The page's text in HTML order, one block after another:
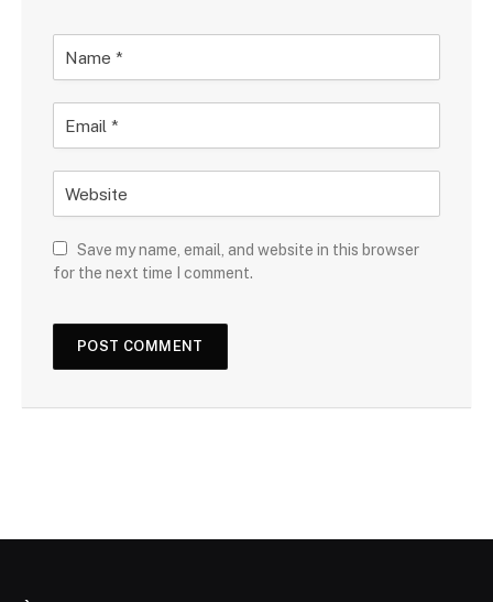
Save my name, email, and website in this browser
for the next time I comment.